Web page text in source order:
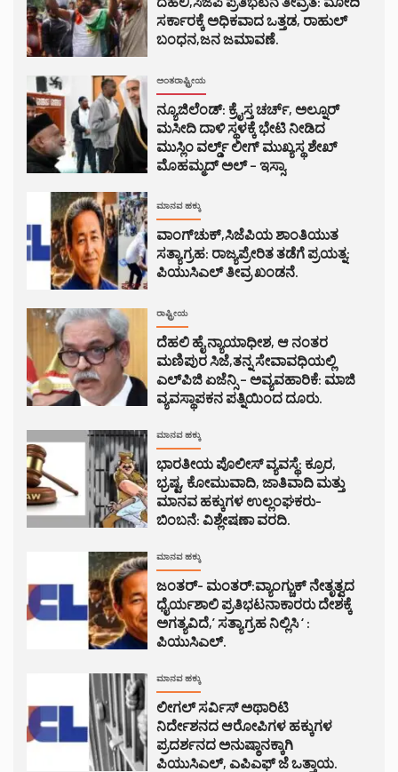
ಸರ್ಕಾರಕ್ಕೆ ಅಧಿಕವಾದ ಒತ್ತಡ, ರಾಹುಲ್
ಬಂಧನ,ಜನ ಜಮಾವಣೆ.
ಅಂತರಾಷ್ಟ್ರೀಯ
ನ್ಯೂಜಿಲೆಂಡ್: ಕ್ರೈಸ್ತ ಚರ್ಚ್, ಅಲ್ನೂರ್
ಮಸೀದಿ ದಾಳಿ ಸ್ಥಳಕ್ಕೆ ಭೇಟಿ ನೀಡಿದ
ಮುಸ್ಲಿಂ ವರ್ಲ್ಡ್ ಲೀಗ್ ಮುಖ್ಯಸ್ಥ ಶೇಖ್
ಮೊಹಮ್ಮದ್ ಅಲ್ – ಇಸ್ಸಾ.
ಮಾನವ ಹಕ್ಕು
ವಾಂಗ್‌ಚುಕ್,ಸಿಜೆಪಿಯ ಶಾಂತಿಯುತ
ಸತ್ಯಾಗ್ರಹ: ರಾಜ್ಯಪ್ರೇರಿತ ತಡೆಗೆ ಪ್ರಯತ್ನ:
ಪಿಯುಸಿಎಲ್ ತೀವ್ರ ಖಂಡನೆ.
ರಾಷ್ಟ್ರೀಯ
ದೆಹಲಿ ಹೈ ನ್ಯಾಯಾಧೀಶ, ಆ ನಂತರ
ಮಣಿಪುರ ಸಿಜೆ,ತನ್ನ ಸೇವಾವಧಿಯಲ್ಲಿ
ಎಲ್‌ಪಿಜಿ ಏಜೆನ್ಸಿ – ಅವ್ಯವಹಾರಿಕೆ: ಮಾಜಿ
ವ್ಯವಸ್ಥಾಪಕನ ಪತ್ನಿಯಿಂದ ದೂರು.
ಮಾನವ ಹಕ್ಕು
ಭಾರತೀಯ ಪೊಲೀಸ್ ವ್ಯವಸ್ಥೆ: ಕ್ರೂರ,
ಭ್ರಷ್ಟ, ಕೋಮುವಾದಿ, ಜಾತಿವಾದಿ ಮತ್ತು
ಮಾನವ ಹಕ್ಕುಗಳ ಉಲ್ಲಂಘಕರು-
ಬಿಂಬನೆ: ವಿಶ್ಲೇಷಣಾ ವರದಿ.
ಮಾನವ ಹಕ್ಕು
ಜಂತರ್- ಮಂತರ್:ವ್ಯಾಂಗ್ಚುಕ್ ನೇತೃತ್ವದ
ಧೈರ್ಯಶಾಲಿ ಪ್ರತಿಭಟನಾಕಾರರು ದೇಶಕ್ಕೆ
ಅಗತ್ಯವಿದೆ,’ ಸತ್ಯಾಗ್ರಹ ನಿಲ್ಲಿಸಿ ‘ :
ಪಿಯುಸಿಎಲ್.
ಮಾನವ ಹಕ್ಕು
ಲೀಗಲ್ ಸರ್ವಿಸ್ ಅಥಾರಿಟಿ
ನಿರ್ದೇಶನದ ಆರೋಪಿಗಳ ಹಕ್ಕುಗಳ
ಪ್ರದರ್ಶನದ ಅನುಷ್ಠಾನಕ್ಕಾಗಿ
ಪಿಯುಸಿಎಲ್, ಎಪಿಎಫ್ ಜೆ ಒತ್ತಾಯ.